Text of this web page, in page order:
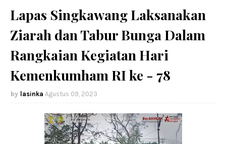
Lapas Singkawang Laksanakan
Ziarah dan Tabur Bunga Dalam
Rangkaian Kegiatan Hari
Kemenkumham RI ke - 78
lasinka Agustus 09, 2023